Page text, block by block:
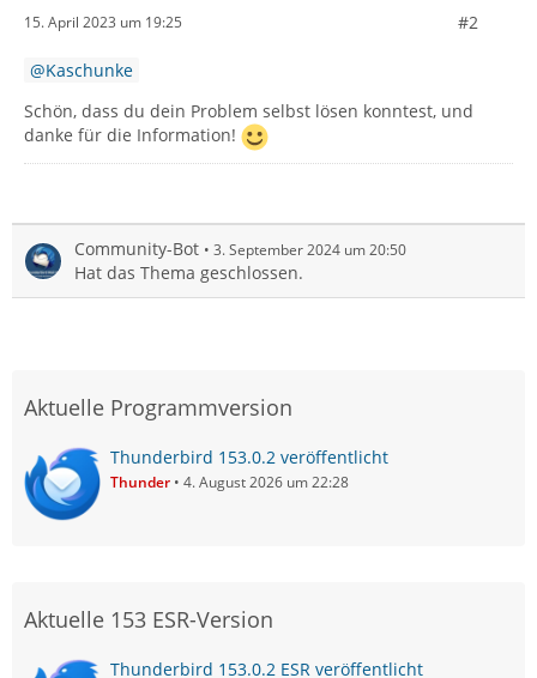
15. April 2023 um 19:25 #2
Kaschunke
Schön, dass du dein Problem selbst lösen konntest, und
danke für die Information!
Community-Bot 3. September 2024 um 20:50
Hat das Thema geschlossen.
Aktuelle Programmversion
Thunderbird 153.0.2 veröffentlicht
Thunder 4. August 2026 um 22:28
Aktuelle 153 ESR-Version
Thunderbird 153.0.2 ESR veröffentlicht